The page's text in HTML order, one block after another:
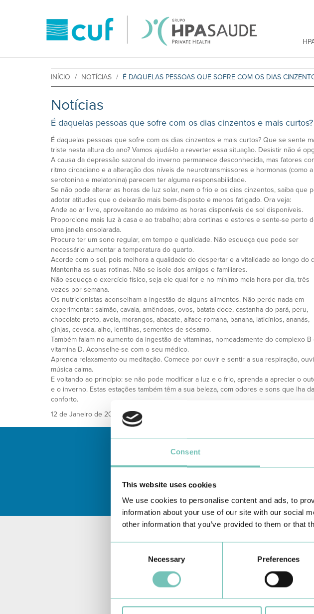
Consent
This website uses cookies
We use cookies to personalise content and ads, to
information about your use of our site with our social
other information that you’ve provided to them or that
Necessary Preferences
INÍCIO NOTÍCIAS É DAQUELAS PESSOAS QUE SOFRE COM OS DIAS
Notícias
É daquelas pessoas que sofre com os dias cinzentos e mais curtos?
É daquelas pessoas que sofre com os dias cinzentos e mais curtos? Que se sente
triste nesta altura do ano? Vamos ajudá-lo a reverter essa situação. Desistir não é
A causa da depressão sazonal do inverno permanece desconhecida, mas fatores
ritmo circadiano e a alteração dos níveis de neurotransmissores e hormonas (como a
serotonina e melatonina) parecem ter alguma responsabilidade.
Se não pode alterar as horas de luz solar, nem o frio e os dias cinzentos, saiba que
adotar atitudes que o deixarão mais bem-disposto e menos fatigado. Ora veja:
Ande ao ar livre, aproveitando ao máximo as horas disponíveis de sol disponíveis.
Proporcione mais luz à casa e ao trabalho; abra cortinas e estores e sente-se perto
uma janela ensolarada.
Procure ter um sono regular, em tempo e qualidade. Não esqueça que pode ser
necessário aumentar a temperatura do quarto.
Acorde com o sol, pois melhora a qualidade do despertar e a vitalidade ao longo do
Mantenha as suas rotinas. Não se isole dos amigos e familiares.
Não esqueça o exercício físico, seja ele qual for e no mínimo meia hora por dia, três
vezes por semana.
Os nutricionistas aconselham a ingestão de alguns alimentos. Não perde nada em
experimentar: salmão, cavala, amêndoas, ovos, batata-doce, castanha-do-pará, peru,
chocolate preto, aveia, morangos, abacate, alface-romana, banana, laticínios, ananás,
ginjas, cevada, alho, lentilhas, sementes de sésamo.
Também falam no aumento da ingestão de vitaminas, nomeadamente do complexo B
vitamina D. Aconselhe-se com o seu médico.
Aprenda relaxamento ou meditação. Comece por ouvir e sentir a sua respiração,
música calma.
E voltando ao princípio: se não pode modificar a luz e o frio, aprenda a apreciar o
e o inverno. Estas estações também têm a sua beleza, com odores e sons que lha
conforto.
12 de Janeiro de 2020